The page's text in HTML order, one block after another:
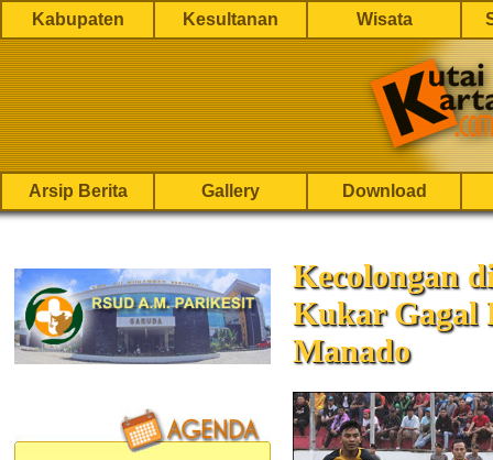
Kabupaten Kesultanan Wisata
Arsip Berita Gallery Download
Kecolongan
Kukar Gagal
Manado